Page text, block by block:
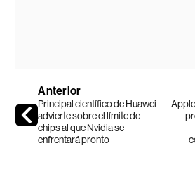
Anterior
Principal científico de Huawei
advierte sobre el límite de
chips al que Nvidia se
enfrentará pronto